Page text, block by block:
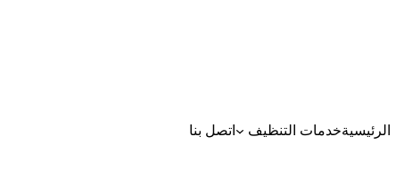
الرئيسيةخدمات التنظيف اتصل بنا